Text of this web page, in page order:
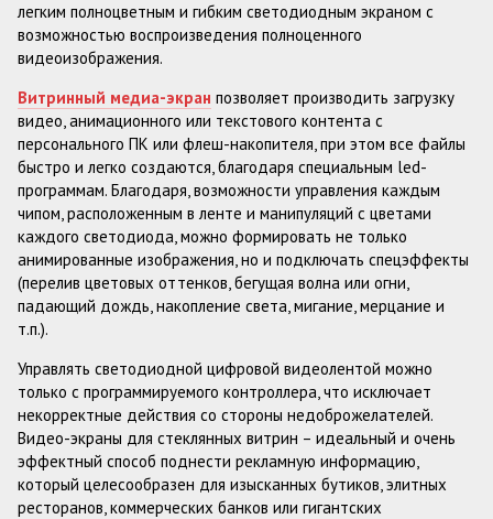
легким полноцветным и гибким светодиодным экраном с
возможностью воспроизведения полноценного
видеоизображения.
Витринный медиа-экран позволяет производить загрузку
видео, анимационного или текстового контента с
персонального ПК или флеш-накопителя, при этом все файлы
быстро и легко создаются, благодаря специальным led-
программам. Благодаря, возможности управления каждым
чипом, расположенным в ленте и манипуляций с цветами
каждого светодиода, можно формировать не только
анимированные изображения, но и подключать спецэффекты
(перелив цветовых оттенков, бегущая волна или огни,
падающий дождь, накопление света, мигание, мерцание и
т.п.).
Управлять светодиодной цифровой видеолентой можно
только с программируемого контроллера, что исключает
некорректные действия со стороны недоброжелателей.
Видео-экраны для стеклянных витрин – идеальный и очень
эффектный способ поднести рекламную информацию,
который целесообразен для изысканных бутиков, элитных
ресторанов, коммерческих банков или гигантских